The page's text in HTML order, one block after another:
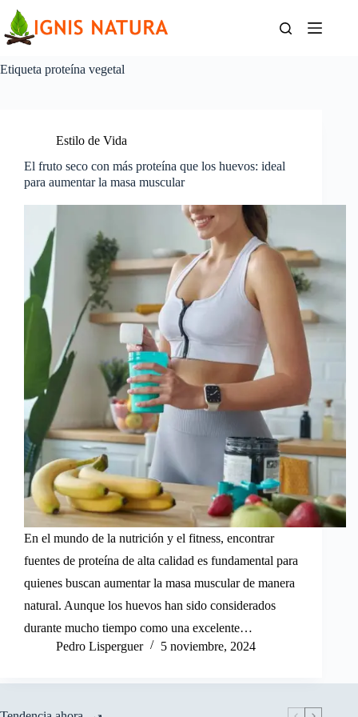
contenido
Etiqueta proteína vegetal
Estilo de Vida
El fruto seco con más proteína que los huevos: ideal
para aumentar la masa muscular
En el mundo de la nutrición y el fitness, encontrar
fuentes de proteína de alta calidad es fundamental para
quienes buscan aumentar la masa muscular de manera
natural. Aunque los huevos han sido considerados
durante mucho tiempo como una excelente…
Pedro Lisperguer
5 noviembre, 2024